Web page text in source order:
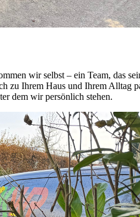
wir selbst – ein Team, das
zu Ihrem Haus und Ihrem Alltag
dem wir persönlich stehen.